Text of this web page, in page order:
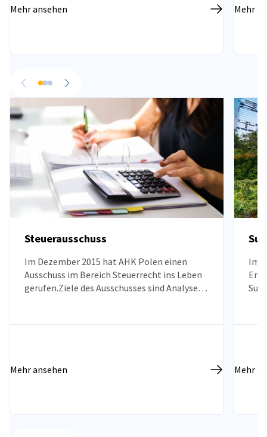
Mehr ansehen Mehr
vorherige nächste
Steuerausschuss
Im Dezember 2015 hat AHK Polen einen
Ausschuss im Bereich Steuerrecht ins Leben
gerufen.Ziele des Ausschusses sind Analyse
Mehr ansehen
Im
Mehr